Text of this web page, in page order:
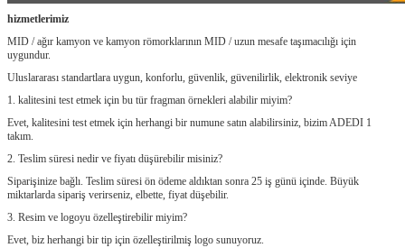
Sunmak
hizmetlerimiz
MID / ağır kamyon ve kamyon römorklarının MID / uzun mesafe taşımacılığı için
uygundur.
Uluslararası standartlara uygun, konforlu, güvenlik, güvenilirlik, elektronik seviye
1. kalitesini test etmek için bu tür fragman örnekleri alabilir miyim?
Evet, kalitesini test etmek için herhangi bir numune satın alabilirsiniz, bizim ADEDI 1
takım.
2. Teslim süresi nedir ve fiyatı düşürebilir misiniz?
Siparişinize bağlı. Teslim süresi ön ödeme aldıktan sonra 25 iş günü içinde. Büyük
miktarlarda sipariş verirseniz, elbette, fiyat düşebilir.
3. Resim ve logoyu özelleştirebilir miyim?
Evet, biz herhangi bir tip için özelleştirilmiş logo sunuyoruz.